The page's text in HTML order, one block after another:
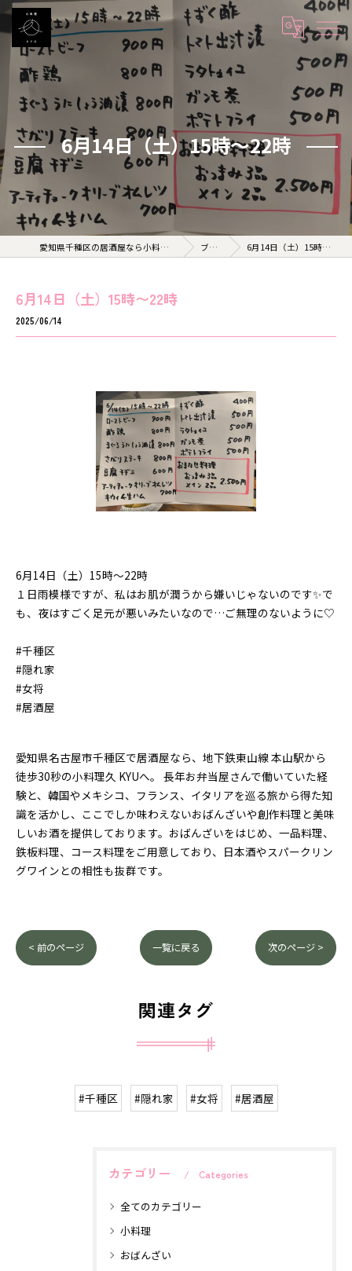
6月14日（土）15時〜22時
愛知県千種区の居酒屋なら小料理 久 KYU ブログ 6月14日（土）15時〜22時
6月14日（土）15時〜22時
2025/06/14
6月14日（土）15時〜22時
１日雨模様ですが、私はお肌が潤うから嫌いじゃないのです✨で
も、夜はすごく足元が悪いみたいなので…ご無理のないように♡
#千種区
#隠れ家
#女将
#居酒屋
愛知県名古屋市千種区で居酒屋なら、地下鉄東山線 本山駅から
徒歩30秒の小料理久 KYUへ。 長年お弁当屋さんで働いていた経
験と、韓国やメキシコ、フランス、イタリアを巡る旅から得た知
識を活かし、ここでしか味わえないおばんざいや創作料理と美味
しいお酒を提供しております。おばんざいをはじめ、一品料理、
鉄板料理、コース料理をご用意しており、日本酒やスパークリン
グワインとの相性も抜群です。
< 前のページ 一覧に戻る 次のページ >
関連タグ
#千種区 #隠れ家 #女将 #居酒屋
カテゴリー Categories
全てのカテゴリー
小料理
おばんざい